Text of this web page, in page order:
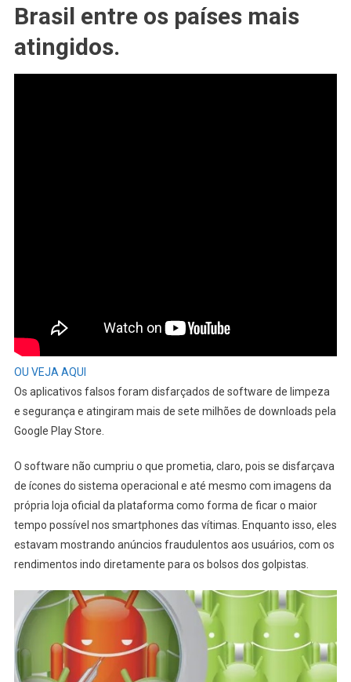
#BRASIL;
COMO
Brasil entre os países mais
atingidos.
OU VEJA AQUI
Os aplicativos falsos foram disfarçados de software de limpeza
e segurança e atingiram mais de sete milhões de downloads pela
Google Play Store.
O software não cumpriu o que prometia, claro, pois se disfarçava
de ícones do sistema operacional e até mesmo com imagens da
própria loja oficial da plataforma como forma de ficar o maior
tempo possível nos smartphones das vítimas. Enquanto isso, eles
estavam mostrando anúncios fraudulentos aos usuários, com os
rendimentos indo diretamente para os bolsos dos golpistas.